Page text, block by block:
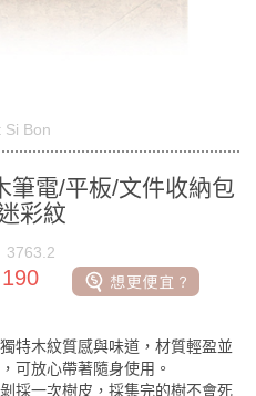
Si Bon
筆電/平板/文件收納包
彩紋
3763.2
特木紋質感與味道，材質輕盈並
可放心帶著隨身使用。
採一次樹皮，採集完的樹不會死